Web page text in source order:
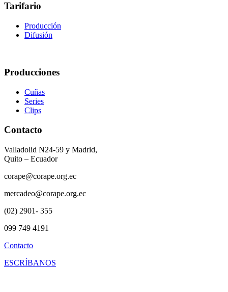
Tarifario
Producción
Difusión
Producciones
Cuñas
Series
Clips
Contacto
Valladolid N24-59 y Madrid,
Quito – Ecuador
corape@corape.org.ec
mercadeo@corape.org.ec
(02) 2901- 355
099 749 4191
Contacto
ESCRÍBANOS